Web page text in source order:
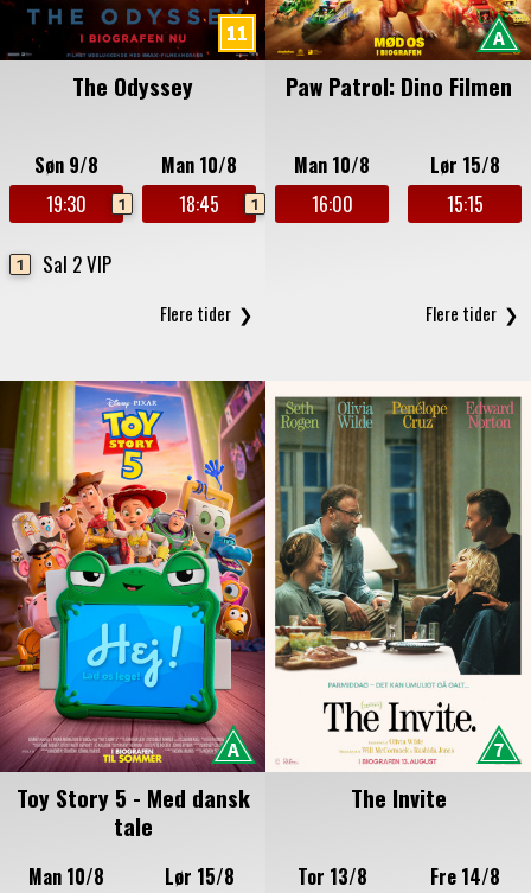
The Odyssey
Søn 9/8
19:30
1
Man 10/8
18:45
1
1 Sal 2 VIP
Paw Patrol: Dino Filmen
Man 10/8
16:00
Lør 15/8
15:15
Toy Story 5 - Med dansk
tale
Man 10/8
Lør 15/8
The Invite
Tor 13/8
Fre 14/8